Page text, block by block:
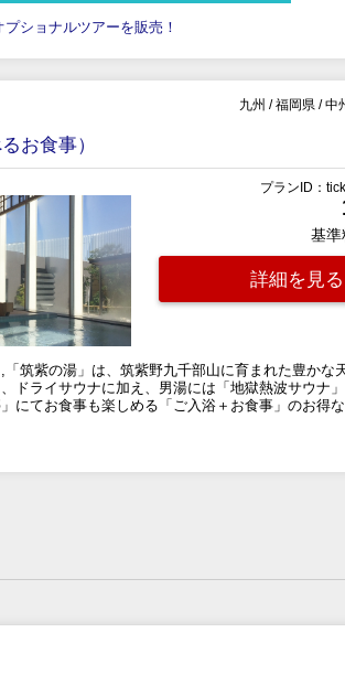
ショナルツアーを販売！
九州 / 福岡県 / 中
お食事）
プランID：
基準
詳細を見る
筑紫の湯」は、筑紫野九千部山に育まれた豊かな
ドライサウナに加え、男湯には「地獄熱波サウナ
にてお食事も楽しめる「ご入浴＋お食事」のお得な